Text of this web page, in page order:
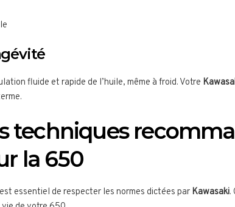
fluide et rapide de l’huile, même à froid. Votre
techniques
la 650
essentiel de respecter les normes dictées par Kawasaki.